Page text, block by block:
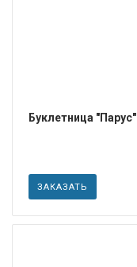
Буклетница "Парус"
ЗАКАЗАТЬ